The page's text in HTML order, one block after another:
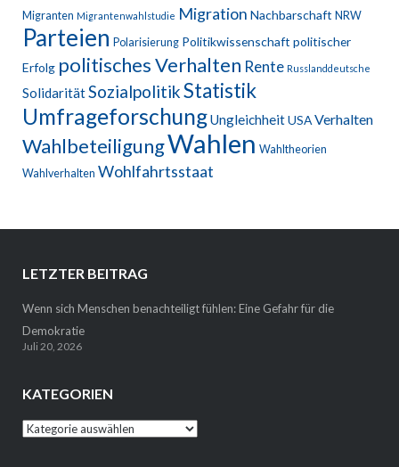
Migranten Migrantenwahlstudie Migration Nachbarschaft NRW
Parteien Polarisierung Politikwissenschaft politischer
Erfolg politisches Verhalten Rente Russlanddeutsche
SolidaritätSozialpolitikStatistik
UmfrageforschungUngleichheitUSAVerhalten
WahlbeteiligungWahlen Wahltheorien
Wahlverhalten Wohlfahrtsstaat
LETZTER BEITRAG
Wenn sich Menschen benachteiligt fühlen: Eine Gefahr für die
Demokratie
Juli 20, 2026
KATEGORIEN
Kategorien